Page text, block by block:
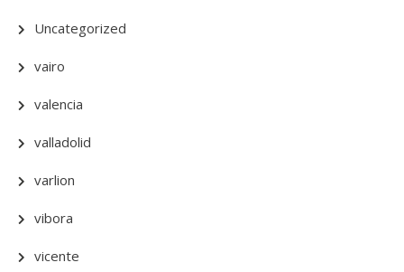
Uncategorized
vairo
valencia
valladolid
varlion
vibora
vicente